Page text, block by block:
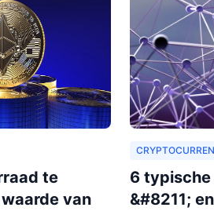
te
van
6
&#8211;